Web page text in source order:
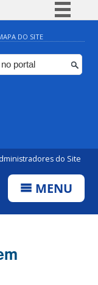
BR
Participe
DO SITE
do Site
MENU